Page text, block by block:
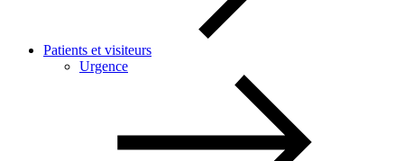
Patients et visiteurs
Urgence